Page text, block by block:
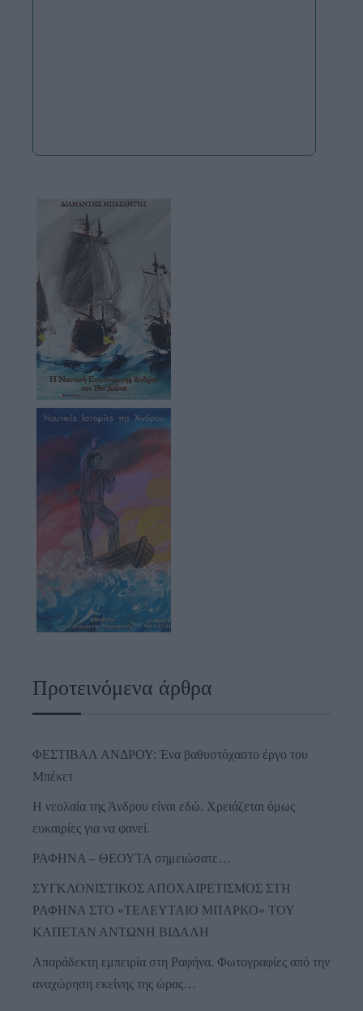
Προτεινόμενα άρθρα
ΦΕΣΤΙΒΑΛ ΑΝΔΡΟΥ: Ένα βαθυστόχαστο έργο του
Μπέκετ
Η νεολαία της Άνδρου είναι εδώ. Χρειάζεται όμως
ευκαιρίες για να φανεί.
ΡΑΦΗΝΑ – ΘΕΟΥΤΑ σημειώσατε…
ΣΥΓΚΛΟΝΙΣΤΙΚΟΣ ΑΠΟΧΑΙΡΕΤΙΣΜΟΣ ΣΤΗ
ΡΑΦΗΝΑ ΣΤΟ «ΤΕΛΕΥΤΑΙΟ ΜΠΑΡΚΟ» ΤΟΥ
ΚΑΠΕΤΑΝ ΑΝΤΩΝΗ ΒΙΔΑΛΗ
Απαράδεκτη εμπειρία στη Ραφήνα. Φωτογραφίες από την
αναχώρηση εκείνης της ώρας…